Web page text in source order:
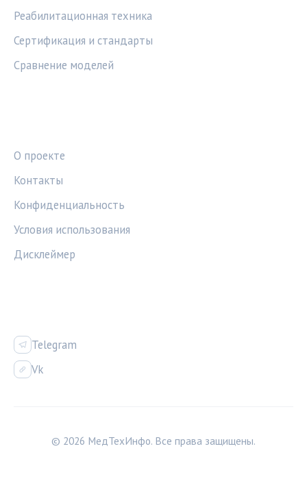
Реабилитационная техника
Сертификация и стандарты
Сравнение моделей
О проекте
Контакты
Конфиденциальность
Условия использования
Дисклеймер
Telegram
Vk
© 2026 МедТехИнфо. Все права защищены.